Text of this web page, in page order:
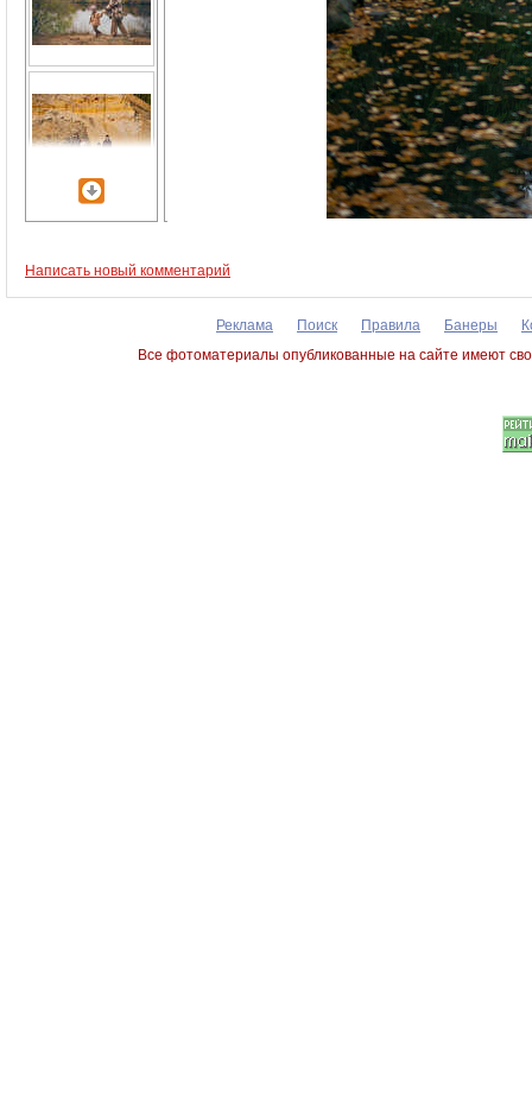
Написать новый комментарий
Реклама Поиск Правила Банеры
Все фотоматериалы опубликованные на сайте имеют